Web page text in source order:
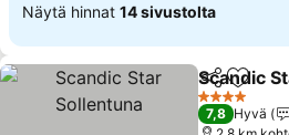
Näytä hinnat 14 sivustolta
Jaa Lisää
Scandic
4 Tähtiluokitus
7,8 Hyvä